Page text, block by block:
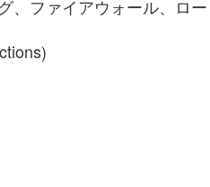
、ファイアウォール、ロ